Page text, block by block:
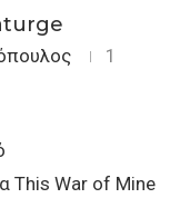
1
This War of Mine